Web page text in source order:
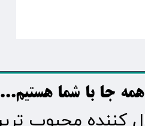
​​​همه جا با شما هستیم...​​​​​​​​​​​​​​